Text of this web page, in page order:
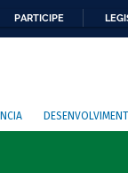
PARTICIPE